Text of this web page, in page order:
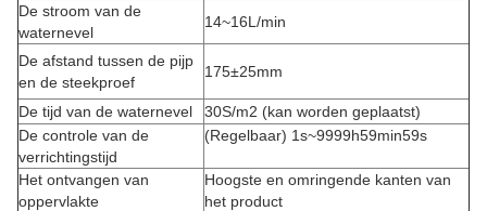
De stroom van de
waternevel
14~16L/min
De afstand tussen de pijp
en de steekproef
175±25mm
De tijd van de waternevel
30S/m2 (kan worden geplaatst)
De controle van de
verrichtingstijd
(Regelbaar) 1s~9999h59min59s
Het ontvangen van
oppervlakte
Hoogste en omringende kanten van
het product